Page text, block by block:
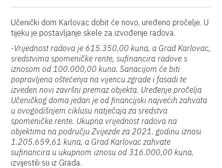
Učenički dom Karlovac dobit će novo, uređeno pročelje. U
tijeku je postavljanje skele za izvođenje radova.
-Vrijednost radova je 615.350,00 kuna, a Grad Karlovac,
sredstvima spomeničke rente, sufinancira radove s
iznosom od 100.000,00 kuna. Sanacijom će biti
popravljena oštećenja na vijencu zgrade i fasadi te
izveden novi završni premaz objekta. Uređenje pročelja
Učeničkog doma jedan je od financijski najvećih zahvata
u ovogodišnjem ciklusu natječaja za sredstva
spomeničke rente. Ukupna vrijednost radova na
objektima na području Zvijezde za 2021. godinu iznosi
1.205.659,61 kuna, a Grad Karlovac zahvate
sufinancira u ukupnom iznosu od 316.000,00 kuna,
izvijestili su iz Grada.